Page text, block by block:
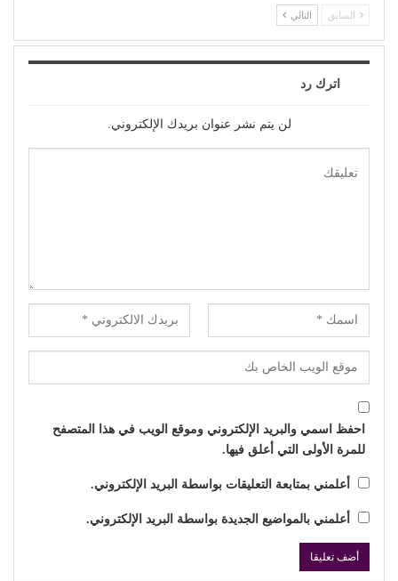
السابق التالي
اترك رد
لن يتم نشر عنوان بريدك الإلكتروني.
احفظ اسمي والبريد الإلكتروني وموقع الويب في هذا المتصفح
للمرة الأولى التي أعلق فيها.
أعلمني بمتابعة التعليقات بواسطة البريد الإلكتروني.
أعلمني بالمواضيع الجديدة بواسطة البريد الإلكتروني.